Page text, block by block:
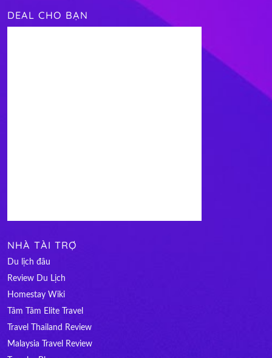
DEAL CHO BẠN
NHÀ TÀI TRỢ
Du lịch đâu
Review Du Lịch
Homestay Wiki
Tâm Tâm Elite Travel
Travel Thailand Review
Malaysia Travel Review